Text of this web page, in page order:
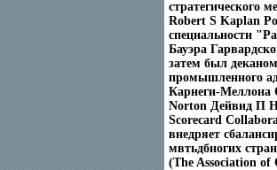
стратегического
Robert S Kaplan
специальности
Бауэра
затем был
промышленного
Карнеги-Меллона
Norton Дейвид П
Scorecard
внедряет
мвтьдбногих
(The Association of